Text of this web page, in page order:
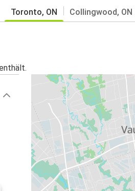
Toronto, ON Collingwood, ON